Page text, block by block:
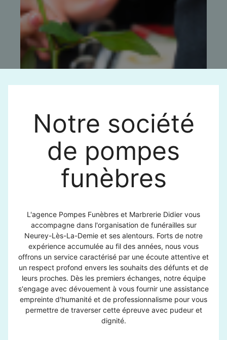
Notre société
de pompes
funèbres
L'agence Pompes Funèbres et Marbrerie Didier vous
accompagne dans l'organisation de funérailles sur
Neurey-Lès-La-Demie et ses alentours. Forts de notre
expérience accumulée au fil des années, nous vous
offrons un service caractérisé par une écoute attentive et
un respect profond envers les souhaits des défunts et de
leurs proches. Dès les premiers échanges, notre équipe
s'engage avec dévouement à vous fournir une assistance
empreinte d'humanité et de professionnalisme pour vous
permettre de traverser cette épreuve avec pudeur et
dignité.